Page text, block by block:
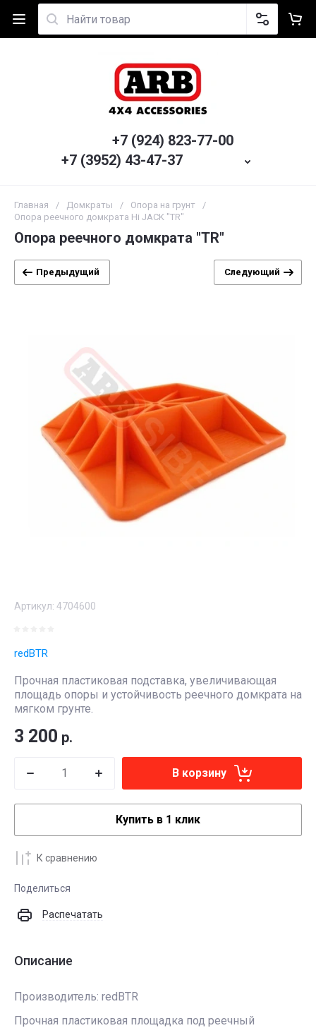
+7 (924) 823-77-00
+7 (3952) 43-47-37
Главная / Домкраты / Опора на грунт
/
Опора реечного домкрата Hi JACK "TR"
Опора реечного домкрата "TR"
Предыдущий Следующий
Артикул: 4704600
redBTR
Прочная пластиковая подставка, увеличивающая
площадь опоры и устойчивость реечного домкрата на
мягком грунте.
3 200 р.
В корзину
Купить в 1 клик
К сравнению
Поделиться
Распечатать
Описание
Производитель: redBTR
Прочная пластиковая площадка под реечный